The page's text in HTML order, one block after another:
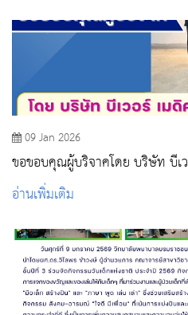
09 Jan 2026
ขอขอบคุณผู้บริจาคโดย บริษัท บีเ
อ่านเพิ่มเติม